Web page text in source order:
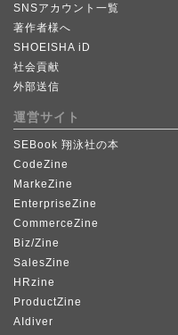
SNSアカウント一覧
著作者様へ
SHOEISHA iD
社会貢献
外部送信
運営サイト
SEBook 翔泳社の本
CodeZine
MarkeZine
EnterpriseZine
CommerceZine
Biz/Zine
SalesZine
HRzine
ProductZine
AIdiver